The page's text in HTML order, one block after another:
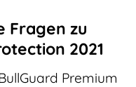
Fragen zu
2021
Premium